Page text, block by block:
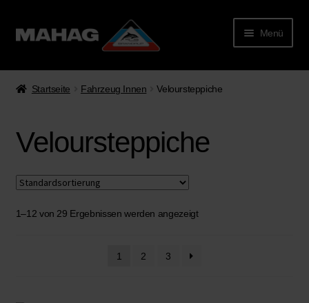
Menü
Startseite Fahrzeug Innen Veloursteppiche
Veloursteppiche
1–12 von 29 Ergebnissen werden angezeigt
1 2 3